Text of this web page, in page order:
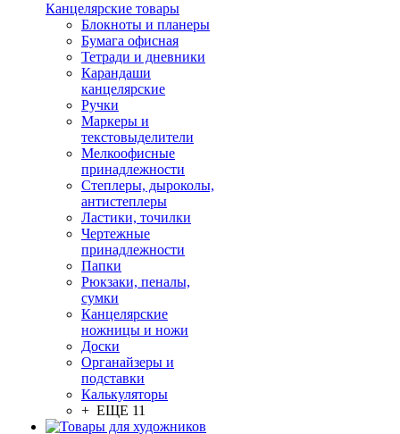
Канцелярские товары
Блокноты и планеры
Бумага офисная
Тетради и дневники
Карандаши
канцелярские
Ручки
Маркеры и
текстовыделители
Мелкоофисные
принадлежности
Степлеры, дыроколы,
антистеплеры
Ластики, точилки
Чертежные
принадлежности
Папки
Рюкзаки, пеналы,
сумки
Канцелярские
ножницы и ножи
Доски
Органайзеры и
подставки
Калькуляторы
+ ЕЩЕ 11